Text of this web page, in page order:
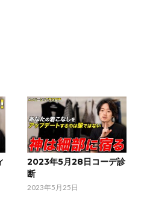
2023年5月28日コーデ診
断
2023年5月25日